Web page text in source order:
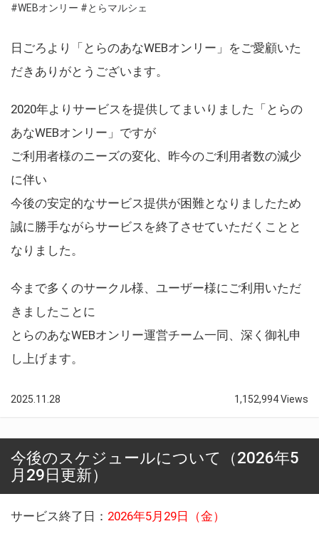
#WEBオンリー #とらマルシェ
日ごろより「とらのあなWEBオンリー」をご愛顧いた
だきありがとうございます。
2020年よりサービスを提供してまいりました「とらの
あなWEBオンリー」ですが
ご利用者様のニーズの変化、昨今のご利用者数の減少
に伴い
今後の安定的なサービス提供が困難となりましたため
誠に勝手ながらサービスを終了させていただくことと
なりました。
今まで多くのサークル様、ユーザー様にご利用いただ
きましたことに
とらのあなWEBオンリー運営チーム一同、深く御礼申
し上げます。
2025.11.28 1,152,994 Views
今後のスケジュールについて（2026年5
月29日更新）
サービス終了日： 2026年5月29日（金）